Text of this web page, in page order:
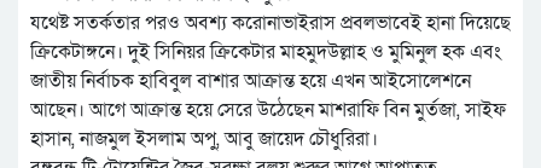
যথেষ্ট সতর্কতার পরও অবশ্য করোনাভাইরাস প্রবলভাবেই হানা দিয়েছে
ক্রিকেটাঙ্গনে। দুই সিনিয়র ক্রিকেটার মাহমুদউল্লাহ ও মুমিনুল হক এবং
জাতীয় নির্বাচক হাবিবুল বাশার আক্রান্ত হয়ে এখন আইসোলেশনে
আছেন। আগে আক্রান্ত হয়ে সেরে উঠেছেন মাশরাফি বিন মুর্তজা, সাইফ
হাসান, নাজমুল ইসলাম অপু, আবু জায়েদ চৌধুরিরা।